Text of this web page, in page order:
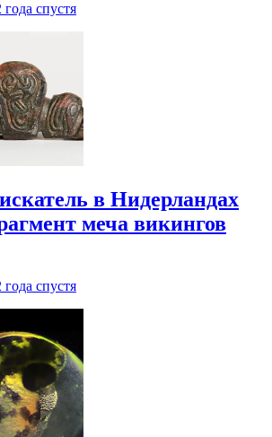
года спустя
в Нидерландах
меча викингов
года спустя